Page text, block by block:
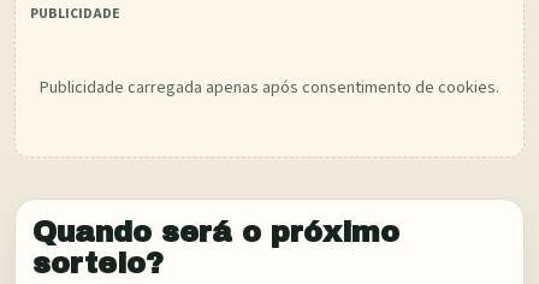
Publicidade carregada apenas após consentimento de cookies.
Quando será o próximo
sorteio?